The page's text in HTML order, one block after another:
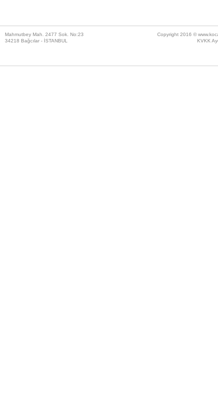
Mahmutbey Mah. 2477 Sok. No:23
34218 Bağcılar - İSTANBUL
Copyright 2016 ©
KVKK